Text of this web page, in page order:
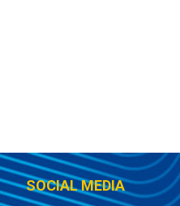
SOCIAL MEDIA